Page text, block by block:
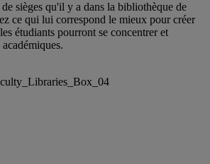
sièges qu'il y a dans la bibliothèque de
ce qui lui correspond le mieux pour créer
étudiants pourront se concentrer et